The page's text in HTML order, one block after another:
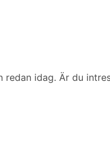
idag. Är du